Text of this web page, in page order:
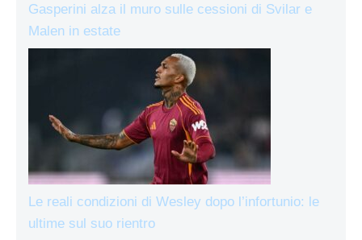
Gasperini alza il muro sulle cessioni di Svilar e
Malen in estate
Le reali condizioni di Wesley dopo l’infortunio: le
ultime sul suo rientro